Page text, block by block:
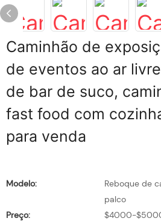
Caminhão de
de eventos ao ar
de bar de suco,
fast food com
para venda
Modelo:
Reboque de
palco
Preço:
$4000-